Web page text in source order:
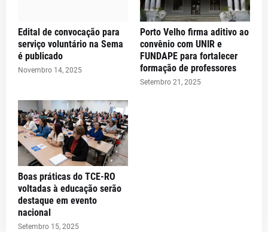
Edital de convocação para
serviço voluntário na Sema
é publicado
Novembro 14, 2025
Porto Velho firma aditivo ao
convênio com UNIR e
FUNDAPE para fortalecer
formação de professores
Setembro 21, 2025
Boas práticas do TCE-RO
voltadas à educação serão
destaque em evento
nacional
Setembro 15, 2025